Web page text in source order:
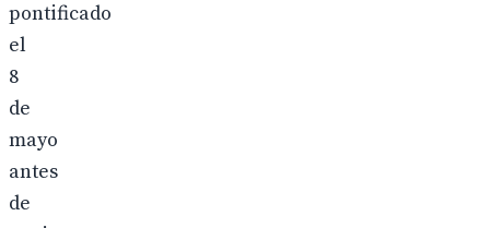
pontificado
el
8
de
mayo
antes
de